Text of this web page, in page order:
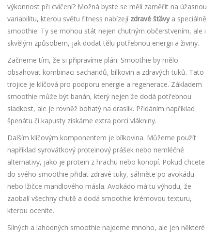
výkonnost při cvičení? Možná byste se měli zaměřit na úžasnou
variabilitu, kterou světu fitness nabízejí zdravé šťávya speciálně
smoothie. Ty se mohou stát nejen chutným občerstvením, ale i
skvělým způsobem, jak dodat tělu potřebnou energii a živiny.
Začneme tím, že si připravíme plán. Smoothie by mělo
obsahovat kombinaci sacharidů, bílkovin a zdravých tuků. Tato
trojice je klíčová pro podporu energie a regenerace. Základem
smoothie může být banán, který nejen že dodá potřebnou
sladkost, ale je rovněž bohatý na draslík. Přidáním například
špenátu či kapusty získáme extra porci vlákniny.
Dalším klíčovým komponentem je bílkovina. Můžeme použít
například syrovátkový proteinový prášek nebo nemléčné
alternativy, jako je protein z hrachu nebo konopí. Pokud chcete
do svého smoothie přidat zdravé tuky, sáhněte po avokádu
nebo lžičce mandlového másla. Avokádo má tu výhodu, že
zaobalí všechny chutě a dodá smoothie krémovou texturu,
kterou oceníte.
Silných a lahodných smoothie najdeme mnoho, ale jen některé